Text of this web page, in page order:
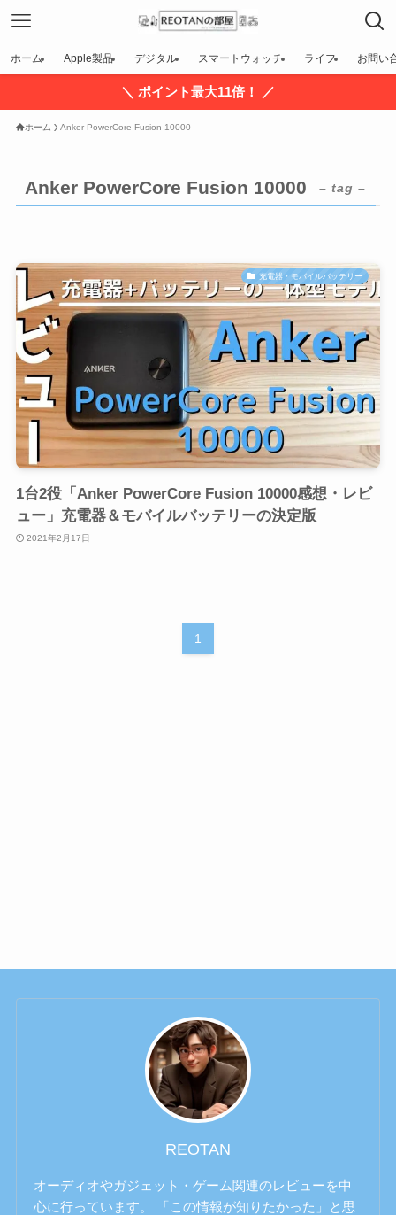
ホーム Apple製品 デジタル スマートウォッチ ライフ お問い
＼ ポイント最大11倍！ ／
ホーム Anker PowerCore Fusion 10000
Anker PowerCore Fusion 10000 – tag –
充電器・モバイルバッテリー
1台2役「Anker PowerCore Fusion 10000感想・レビ
ュー」充電器＆モバイルバッテリーの決定版
2021年2月17日
1
REOTAN
オーディオやガジェット・ゲーム関連のレビューを中
心に行っています。 「この情報が知りたかった」と思